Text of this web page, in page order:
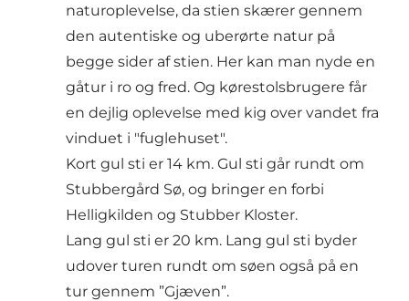
naturoplevelse, da stien skærer gennem
den autentiske og uberørte natur på
begge sider af stien. Her kan man nyde en
gåtur i ro og fred. Og kørestolsbrugere får
en dejlig oplevelse med kig over vandet fra
vinduet i "fuglehuset".
Kort gul sti er 14 km. Gul sti går rundt om
Stubbergård Sø, og bringer en forbi
Helligkilden og Stubber Kloster.
Lang gul sti er 20 km. Lang gul sti byder
udover turen rundt om søen også på en
tur gennem ”Gjæven”.